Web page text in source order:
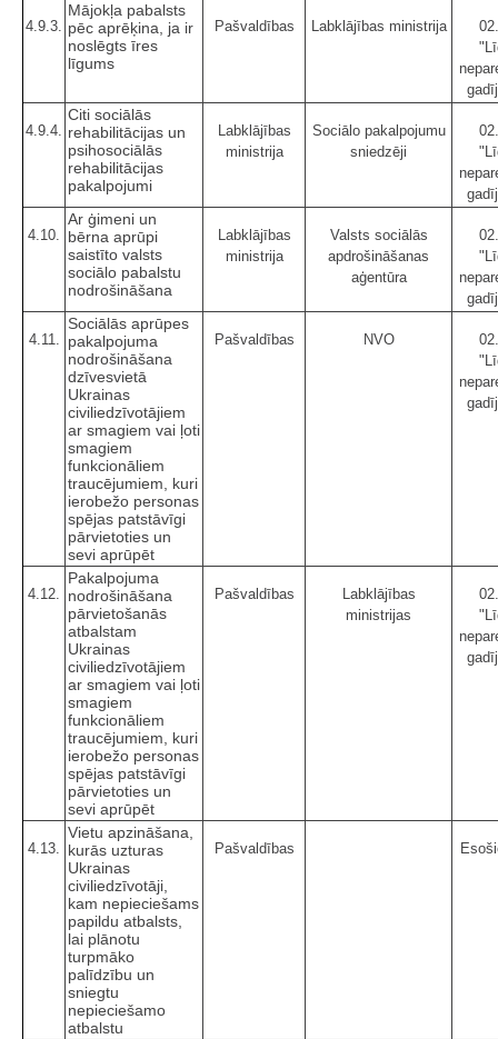
4.9.3.
Mājokļa pabalsts
pēc aprēķina, ja ir
noslēgts īres
līgums
Pašvaldības Labklājības ministrija
4.9.4.
Citi sociālās
rehabilitācijas un
psihosociālās
rehabilitācijas
pakalpojumi
Labklājības
ministrija
Sociālo pakalpojumu
sniedzēji
4.10.
Ar ģimeni un
bērna aprūpi
saistīto valsts
sociālo pabalstu
nodrošināšana
Labklājības
ministrija
Valsts sociālās
apdrošināšanas
aģentūra
4.11.
Sociālās aprūpes
pakalpojuma
nodrošināšana
dzīvesvietā
Ukrainas
civiliedzīvotājiem
ar smagiem vai ļoti
smagiem
funkcionāliem
traucējumiem, kuri
ierobežo personas
spējas patstāvīgi
pārvietoties un
sevi aprūpēt
Pašvaldības NVO
4.12.
Pakalpojuma
nodrošināšana
pārvietošanās
atbalstam
Ukrainas
civiliedzīvotājiem
ar smagiem vai ļoti
smagiem
funkcionāliem
traucējumiem, kuri
ierobežo personas
spējas patstāvīgi
pārvietoties un
sevi aprūpēt
Pašvaldības
Labklājības
ministrijas
4.13.
Vietu apzināšana,
kurās uzturas
Ukrainas
civiliedzīvotāji,
kam nepieciešams
papildu atbalsts,
lai plānotu
turpmāko
palīdzību un
sniegtu
nepieciešamo
atbalstu
Pašvaldības